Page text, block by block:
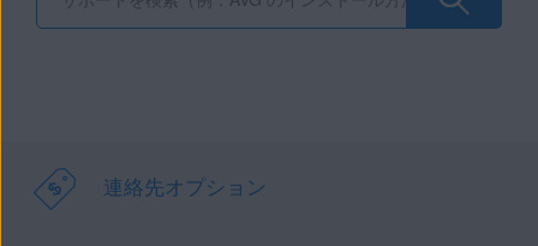
連絡先オプション